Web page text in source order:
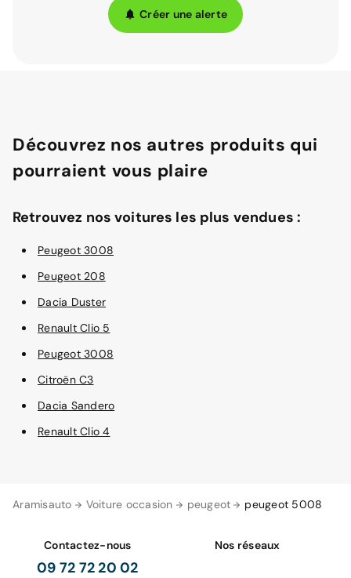
Aramisauto Voiture occasion peugeot peugeot 5008
Créer une alerte
Découvrez nos autres produits qui
pourraient vous plaire
Retrouvez nos voitures les plus vendues :
Peugeot 3008
Peugeot 208
Dacia Duster
Renault Clio 5
Peugeot 3008
Citroën C3
Dacia Sandero
Renault Clio 4
Contactez-nous
09 72 72 20 02
Nos réseaux